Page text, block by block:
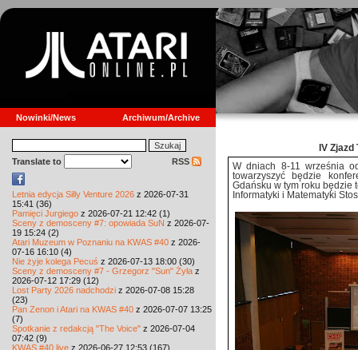
Nowinki/News Archiwum/Archive
Translate to RSS
Letnia edycja Silly Venture 2026 z 2026-07-31
15:41 (36)
Pamięci Jurgiego z 2026-07-21 12:42 (1)
Sceny z demosceny #7: opowiada SuN z 2026-07-
19 15:24 (2)
Atari Muzeum w Poznaniu na KWAS #40 z 2026-
07-16 16:10 (4)
Nie żyje kolega Pecuś z 2026-07-13 18:00 (30)
Sceny z demosceny #7 - Grzegorz "Sun" Żyła z
2026-07-12 17:29 (12)
Lost Party 2026 nadchodzi z 2026-07-08 15:28
(23)
Pan Zenon i Atari na KWAS #40 z 2026-07-07 13:25
(7)
Spotkanie z redakcją "The Voice" z 2026-07-04
07:42 (9)
KWAS #40 live z 2026-06-27 12:53 (167)
IV
W dniach 8-11 września
towarzyszyć będzie
Gdańsku w tym roku będzie
Informatyki i Matematyki